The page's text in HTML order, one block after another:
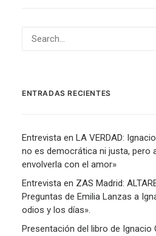
ENTRADAS RECIENTES
Entrevista en LA VERDAD:
no es democrática ni justa, pero
envolverla con el amor»
Entrevista en ZAS Madrid:
Preguntas de Emilia Lanzas a
odios y los días».
Presentación del libro de Ignacio